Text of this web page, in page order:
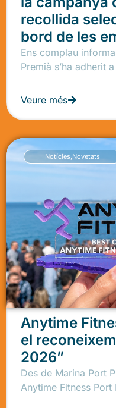
recollida
bord de les
Ens complau
Premià s’ha adherit
Veure més
Notícies,Novetats
Anytime
el
2026”
Des de Marina Port
Anytime Fitness